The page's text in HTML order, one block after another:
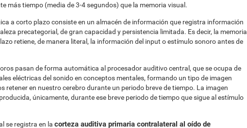
más tiempo (media de 3-4 segundos) que la memoria visual.
a corto plazo consiste en un almacén de información que registra información
precategorial, de gran capacidad y persistencia limitada. Es decir, la memoria
retiene, de manera literal, la información del input o estímulo sonoro antes de
pasan de forma automática al procesador auditivo central, que se ocupa de
eléctricas del sonido en conceptos mentales, formando un tipo de imagen
retener en nuestro cerebro durante un periodo breve de tiempo. La imagen
únicamente, durante ese breve periodo de tiempo que sigue al estímulo
se registra en la corteza auditiva primaria contralateral al oído de